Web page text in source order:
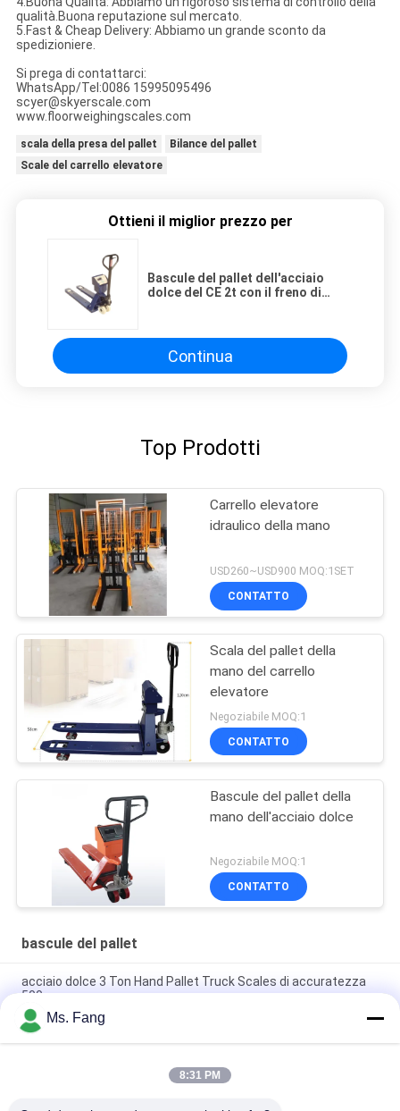
qualità.Buona reputazione sul mercato.
5.Fast & Cheap Delivery: Abbiamo un grande sconto da
spedizioniere.
Si prega di contattarci:
WhatsApp/Tel:0086 15995095496
scyer@skyerscale.com
www.floorweighingscales.com
scala della presa del pallet
Bilance del pallet
Scale del carrello elevatore
Ottieni il miglior prezzo per
Bascule del pallet dell'acciaio
dolce del CE 2t con il freno di
Continua
Top Prodotti
Carrello elevatore
idraulico della mano
USD260~USD900 MOQ:1SET
CONTATTO
Scala del pallet della
mano del carrello
elevatore
Negoziabile MOQ:1
CONTATTO
Bascule del pallet della
mano dell'acciaio dolce
Negoziabile MOQ:1
CONTATTO
bascule del pallet
acciaio dolce 3 Ton Hand Pallet Truck Scales di accuratezza
500g
Scala per veicoli da trasporto completamente elettrici da 3
tonnellate con funzione di pesatura
3000 kg di pesatura di pallet manuale idraulico a mano con
Ms. Fang
8:31 PM